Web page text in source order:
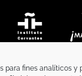
para fines analíticos y